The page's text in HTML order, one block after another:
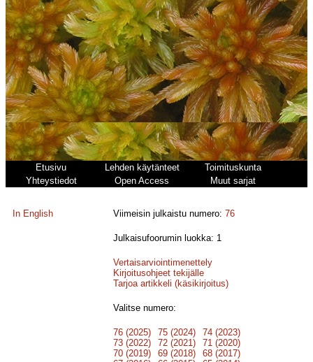
Etusivu Lehden käytänteet
Toimituskunta
Yhteystiedot
Open Access Muut sarjat
In English Viimeisin julkaistu numero:76
Julkaisufoorumin luokka: 1
Vertaisarviointimenettely
Kirjoitusohjeet tekijälle
Tarjoa artikkeli (käsikirjoitus)
Valitse numero:
76 (2025) 75 (2024)
74 (2023)
73 (2022)
72 (2021)
71 (2020)
70 (2019)
69 (2018)
68 (2017)